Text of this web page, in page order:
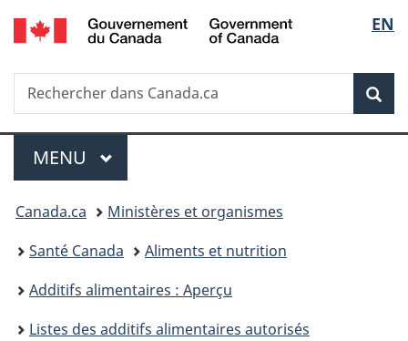
Passer
au
des
Passer
au
principal
Passer
à
Au
du
Passer
à
version
simplifiée
de
la
EN
Recherche
Rechercher
dans
Menu
MENU PRINCIPAL
Vous
êtes
ici :
Canada.ca
Ministères et organismes
Santé Canada
Aliments et nutrition
Additifs alimentaires : Aperçu
Listes des additifs alimentaires autorisés